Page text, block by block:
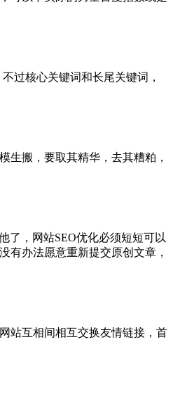
过核心关键词和长尾关键词，
生搬，要取其精华，去其糟粕，
了，网站SEO优化必须短短可以
有办法愿意重新提交原创文章，
站互相间相互交换友情链接，首